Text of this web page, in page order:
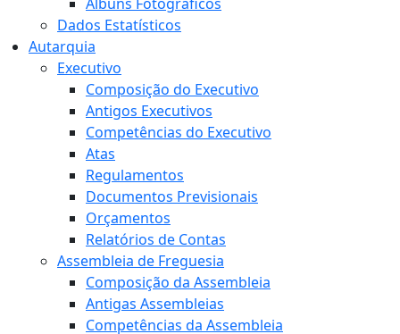
Álbuns Fotográficos
Dados Estatísticos
Autarquia
Executivo
Composição do Executivo
Antigos Executivos
Competências do Executivo
Atas
Regulamentos
Documentos Previsionais
Orçamentos
Relatórios de Contas
Assembleia de Freguesia
Composição da Assembleia
Antigas Assembleias
Competências da Assembleia